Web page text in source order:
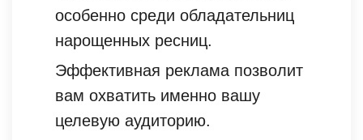
особенно среди обладательниц
нарощенных ресниц.
Эффективная реклама позволит
вам охватить именно вашу
целевую аудиторию.